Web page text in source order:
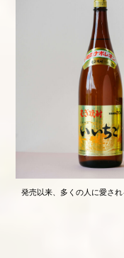
発売以来、多くの人に愛さ